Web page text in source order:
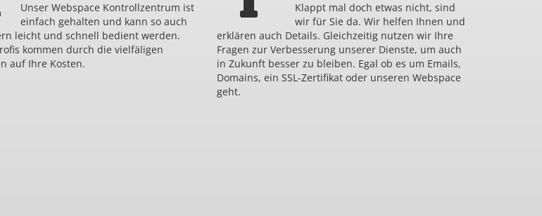
Unser Webspace Kontrollzentrum ist
einfach gehalten und kann so auch
leicht und schnell bedient werden.
kommen durch die vielfäligen
auf Ihre Kosten.
Klappt mal doch etwas nicht, sind
wir für Sie da. Wir helfen Ihnen und
erklären auch Details. Gleichzeitig nutzen wir Ihre
Fragen zur Verbesserung unserer Dienste, um auch
in Zukunft besser zu bleiben. Egal ob es um Emails,
Domains, ein SSL-Zertifikat oder unseren Webspace
geht.